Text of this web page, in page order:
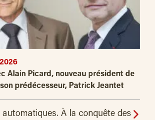
Alain Picard, nouveau président de
son prédécesseur, Patrick Jeantet
automatiques. À la conquête des